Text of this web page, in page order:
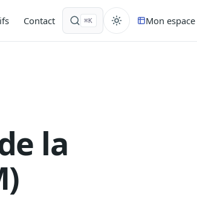
Contact ⌘K Mon espace
la